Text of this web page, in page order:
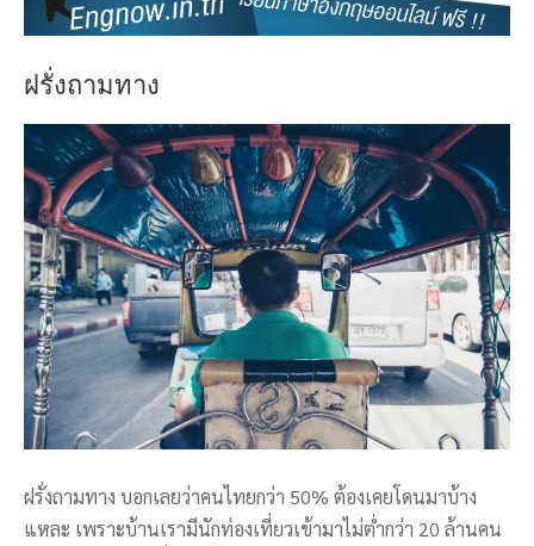
ฝรั่งถามทาง
ฝรั่งถามทาง บอกเลยว่าคนไทยกว่า 50% ต้องเคยโดนมาบ้าง
แหละ เพราะบ้านเรามีนักท่องเที่ยวเข้ามาไม่ต่ำกว่า 20 ล้านคน